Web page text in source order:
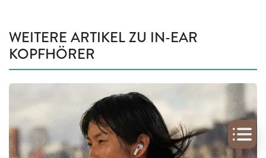
WEITERE ARTIKEL ZU IN-EAR
KOPFHÖRER